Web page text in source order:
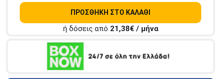
ΠΡΟΣΘΗΚΗ ΣΤΟ ΚΑΛΑΘΙ
ή δόσεις από 21,38€ / μήνα